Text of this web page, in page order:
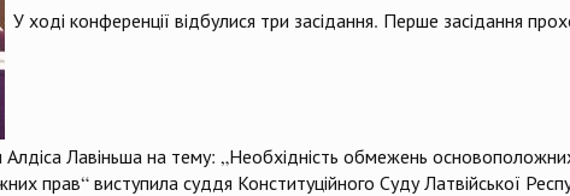
У ході конференції відбулися три засідання. Перше засідання
Алдіса Лавіньша на тему: „Необхідність обмежень
прав“ виступила суддя Конституційного Суду Латвійської